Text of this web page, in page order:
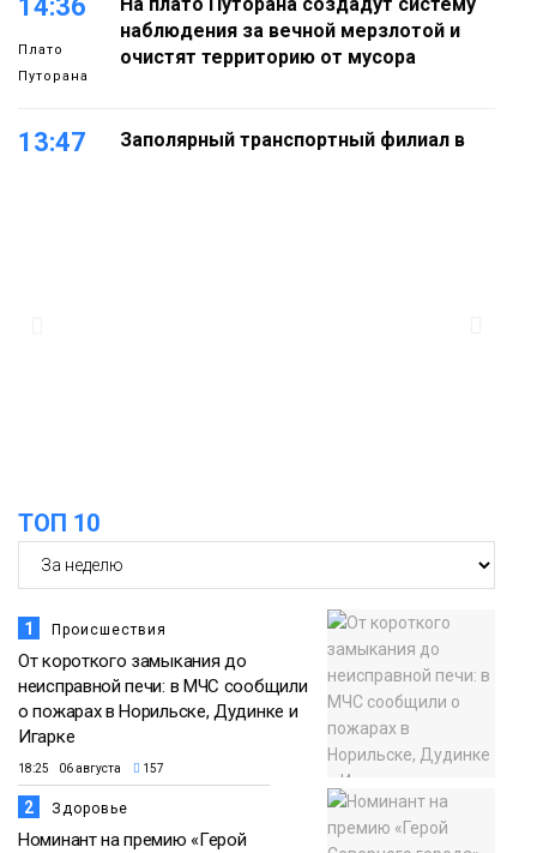
14:36
Плато
Путорана
На плато Путорана создадут систему
наблюдения за вечной мерзлотой и
очистят территорию от мусора
13:47
Заполярный транспортный филиал в
ТОП 10
1 Происшествия
От короткого замыкания до
неисправной печи: в МЧС сообщили
о пожарах в Норильске, Дудинке и
Игарке
18:25 06 августа 157
2 Здоровье
Номинант на премию «Герой